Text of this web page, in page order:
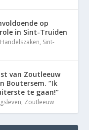
op
in Sint-Truiden
Handelszaken, Sint-
van Zoutleeuw
Boutersem. “Ik
te gaan!”
, Zoutleeuw